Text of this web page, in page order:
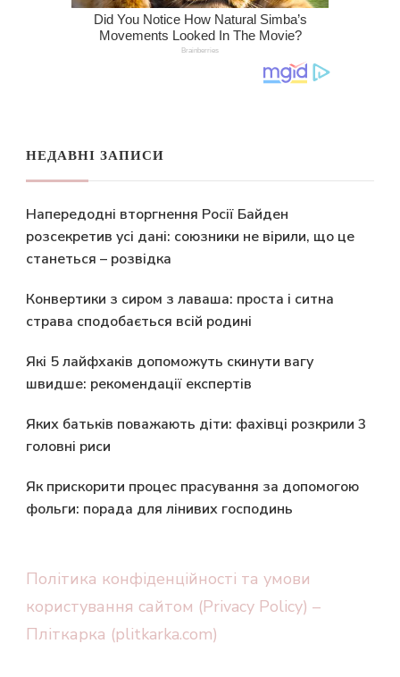
НЕДАВНІ ЗАПИСИ
Напередодні вторгнення Росії Байден
розсекретив усі дані: союзники не вірили, що це
станеться – розвідка
Конвертики з сиром з лаваша: проста і ситна
страва сподобається всій родині
Які 5 лайфхаків допоможуть скинути вагу
швидше: рекомендації експертів
Яких батьків поважають діти: фахівці розкрили 3
головні риси
Як прискорити процес прасування за допомогою
фольги: порада для лінивих господинь
Політика конфіденційності та умови
користування сайтом (Privacy Policy) –
Пліткарка (plitkarka.com)